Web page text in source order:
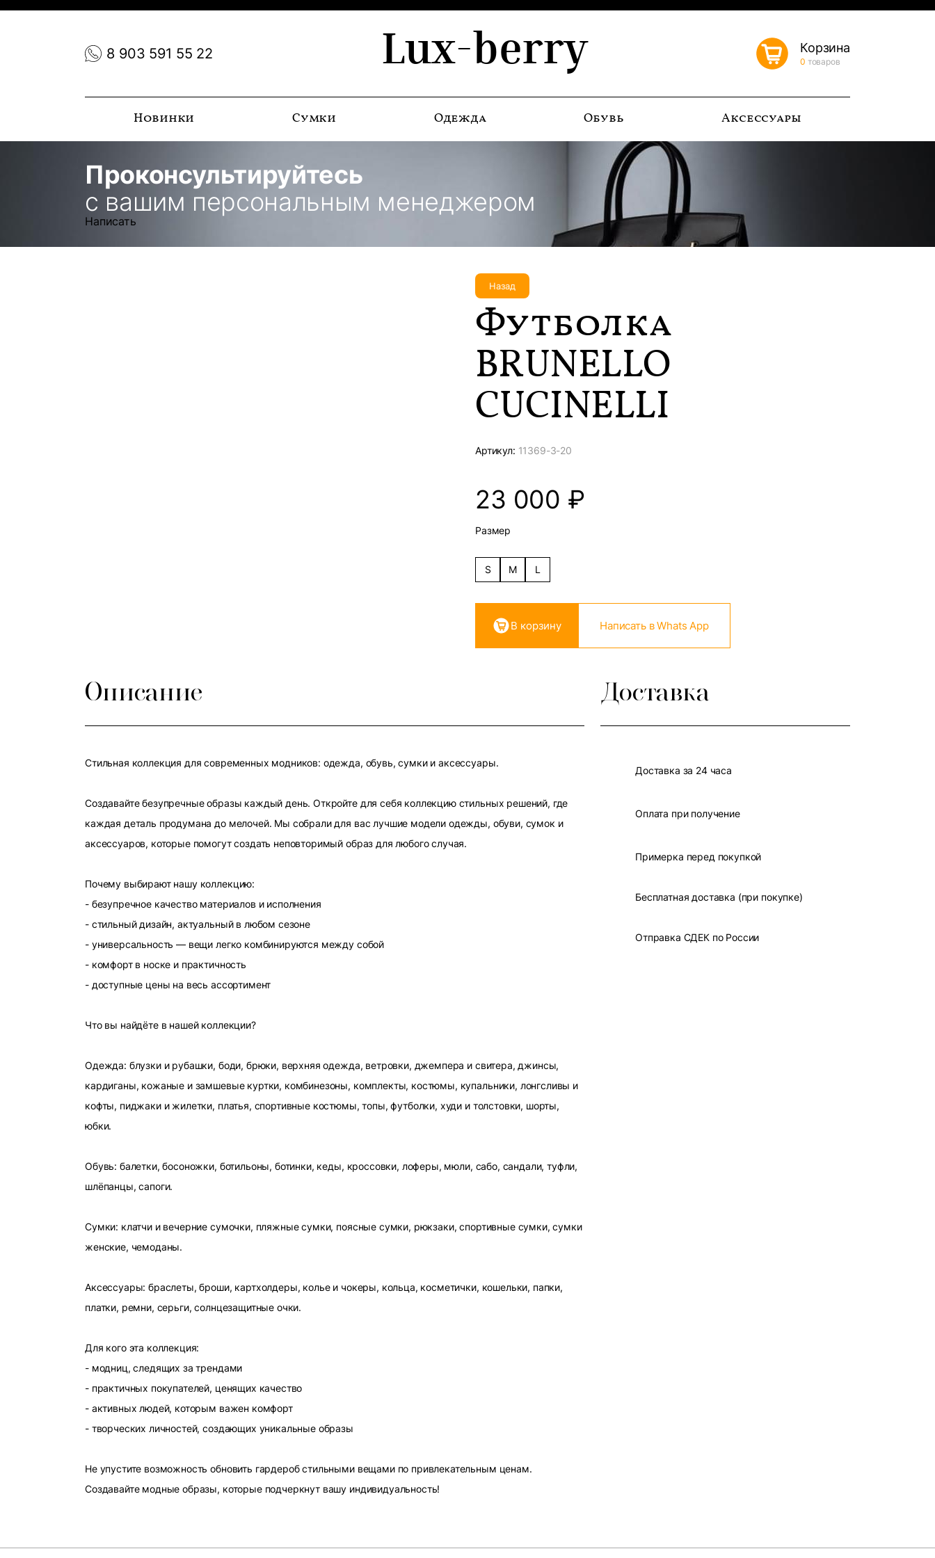
8 903 591 55 22 Lux-berry Корзина
0 товаров
Новинки Сумки Одежда Обувь Аксессуары
Проконсультируйтесь
с вашим персональным менеджером
Написать
Назад
Футболка
BRUNELLO
CUCINELLI
Артикул: 11369-3-20
23 000 ₽
Размер
S M L
В корзину Написать в Whats App
Описание
Стильная коллекция для современных модников: одежда, обувь, сумки и аксессуары.
Создавайте безупречные образы каждый день. Откройте для себя коллекцию стильных решений, где
каждая деталь продумана до мелочей. Мы собрали для вас лучшие модели одежды, обуви, сумок и
аксессуаров, которые помогут создать неповторимый образ для любого случая.
Почему выбирают нашу коллекцию:
- безупречное качество материалов и исполнения
- стильный дизайн, актуальный в любом сезоне
- универсальность — вещи легко комбинируются между собой
- комфорт в носке и практичность
- доступные цены на весь ассортимент
Что вы найдёте в нашей коллекции?
Одежда: блузки и рубашки, боди, брюки, верхняя одежда, ветровки, джемпера и свитера, джинсы,
кардиганы, кожаные и замшевые куртки, комбинезоны, комплекты, костюмы, купальники, лонгсливы и
кофты, пиджаки и жилетки, платья, спортивные костюмы, топы, футболки, худи и толстовки, шорты,
юбки.
Обувь: балетки, босоножки, ботильоны, ботинки, кеды, кроссовки, лоферы, мюли, сабо, сандали, туфли,
шлёпанцы, сапоги.
Сумки: клатчи и вечерние сумочки, пляжные сумки, поясные сумки, рюкзаки, спортивные сумки, сумки
женские, чемоданы.
Аксессуары: браслеты, броши, картхолдеры, колье и чокеры, кольца, косметички, кошельки, папки,
платки, ремни, серьги, солнцезащитные очки.
Для кого эта коллекция:
- модниц, следящих за трендами
- практичных покупателей, ценящих качество
- активных людей, которым важен комфорт
- творческих личностей, создающих уникальные образы
Не упустите возможность обновить гардероб стильными вещами по привлекательным ценам.
Создавайте модные образы, которые подчеркнут вашу индивидуальность!
Доставка
Доставка за 24 часа
Оплата при получение
Примерка перед покупкой
Бесплатная доставка (при покупке)
Отправка СДЕК по России